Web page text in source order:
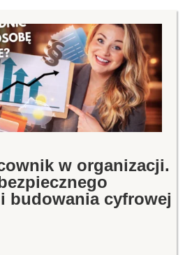
w organizacji.
budowania cyfrowej